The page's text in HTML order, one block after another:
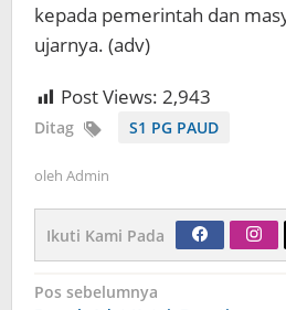
kepada pemerintah dan
ujarnya. (adv)
Post Views: 2,943
Ditag S1 PG PAUD
oleh Admin
Ikuti Kami Pada
Navigasi
pos
Pos sebelumnya